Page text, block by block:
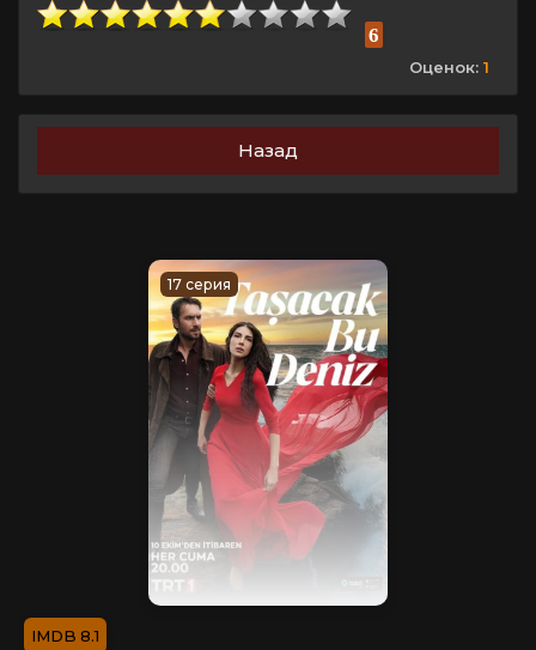
6
Оценок: 1
Назад
17 серия
8.1